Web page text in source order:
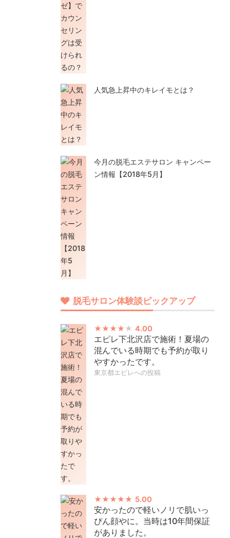
人気急上昇中のキレイモとは？
今月の脱毛エステサロン キャンペー
ン情報【2018年5月】
脱毛サロン体験談ピックアップ
4.00
エピレ下北沢店で施術！夏場の
混んでいる時期でも予約が取り
やすかったです。
東京都エピレへの投稿
5.00
安かったので軽いノリで肌いっ
ぴん顔やに。当時は10年間保証
がありました。